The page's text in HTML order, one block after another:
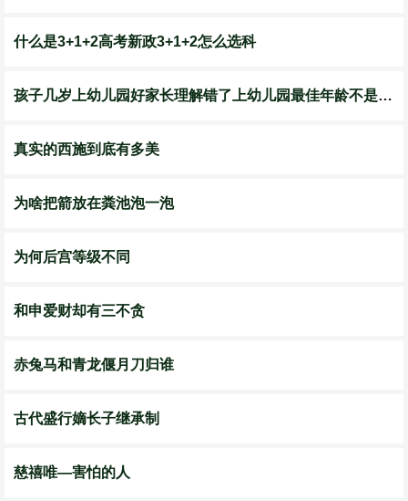
​什么是3+1+2高考新政3+1+2怎么选科
孩子几岁上幼儿园好家长理解错了上幼儿园最佳年龄不是三岁
真实的西施到底有多美
为啥把箭放在粪池泡一泡
为何后宫等级不同
和申爱财却有三不贪
赤兔马和青龙偃月刀归谁
古代盛行嫡长子继承制
慈禧唯—害怕的人